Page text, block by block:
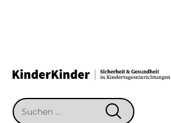
Suchen
SUCHEN